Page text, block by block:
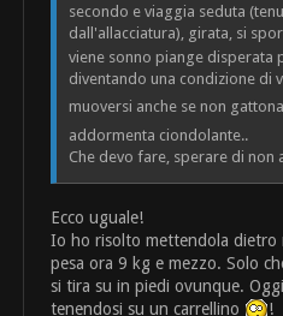
secondo e viaggia seduta
dall'allacciatura), girata, si
viene sonno piange disperata
diventando una condizione di
muoversi anche se non
addormenta ciondolante..
Che devo fare, sperare di non
Ecco uguale!
Io ho risolto mettendola dietro
pesa ora 9 kg e mezzo. Solo
si tira su in piedi ovunque.
tenendosi su un carrellino
!